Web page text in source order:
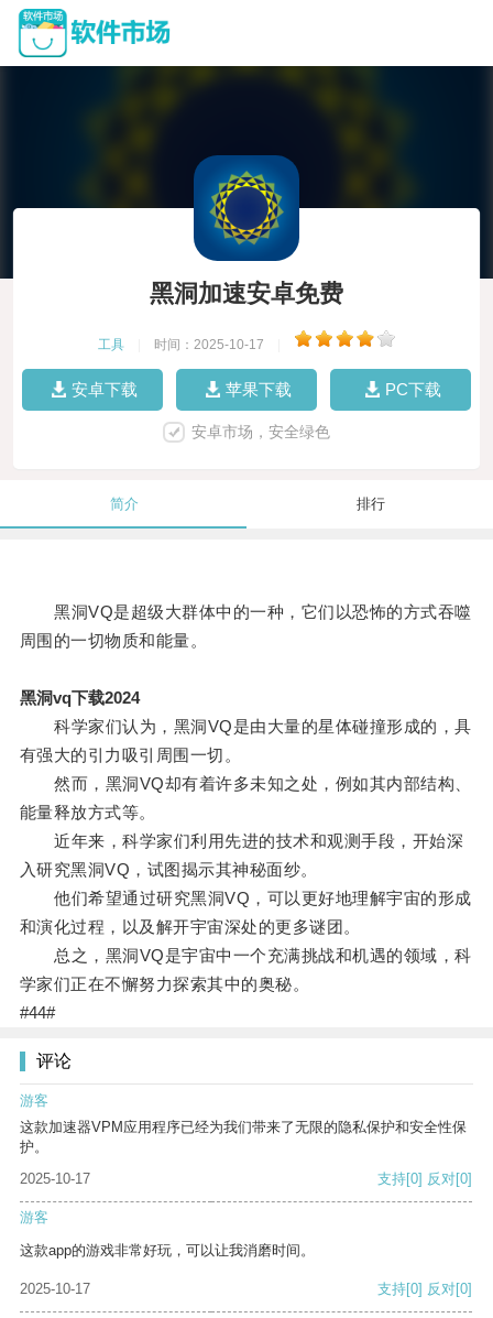
黑洞加速安卓免费
工具 时间：2025-10-17
安卓下载 苹果下载 PC下载
安卓市场，安全绿色
简介 排行
黑洞VQ是超级大群体中的一种，它们以恐怖的方式吞噬
周围的一切物质和能量。
黑洞vq下载2024
科学家们认为，黑洞VQ是由大量的星体碰撞形成的，具
有强大的引力吸引周围一切。
然而，黑洞VQ却有着许多未知之处，例如其内部结构、
能量释放方式等。
近年来，科学家们利用先进的技术和观测手段，开始深
入研究黑洞VQ，试图揭示其神秘面纱。
他们希望通过研究黑洞VQ，可以更好地理解宇宙的形成
和演化过程，以及解开宇宙深处的更多谜团。
总之，黑洞VQ是宇宙中一个充满挑战和机遇的领域，科
学家们正在不懈努力探索其中的奥秘。
#44#
评论
游客
这款加速器VPM应用程序已经为我们带来了无限的隐私保护和安全性保
护。
2025-10-17
支持[0] 反对[0]
游客
这款app的游戏非常好玩，可以让我消磨时间。
2025-10-17 支持[0] 反对[0]